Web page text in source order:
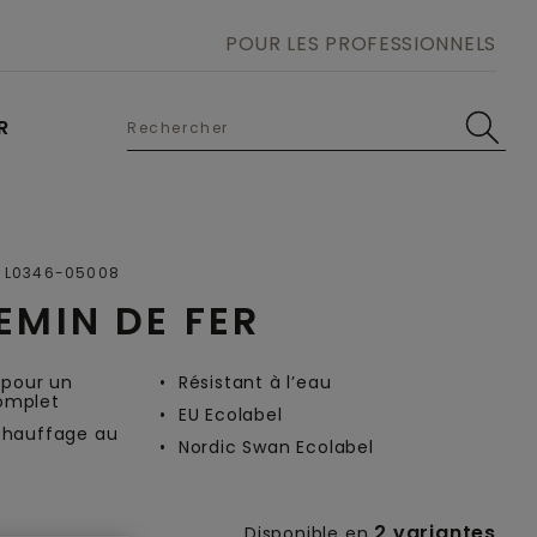
POUR LES PROFESSIONNELS
DE FER
L0346-05008
un
au
Résistant à l’eau
EU Ecolabel
Nordic Swan Ecolabel